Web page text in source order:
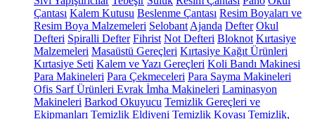
Çantası Kalem Kutusu Beslenme Çantası Resim Boyaları ve
Resim Boya Malzemeleri Selobant Ajanda Defter Okul
Defteri Spiralli Defter Fihrist Not Defteri Bloknot Kırtasiye
Malzemeleri Masaüstü Gereçleri Kırtasiye Kağıt Ürünleri
Kırtasiye Seti Kalem ve Yazı Gereçleri Koli Bandı Makinesi
Para Makineleri Para Çekmeceleri Para Sayma Makineleri
Ofis Sarf Ürünleri Evrak İmha Makineleri Laminasyon
Makineleri Barkod Okuyucu Temizlik Gereçleri ve
Ekipmanları Temizlik Eldiveni Temizlik Kovası Temizlik,